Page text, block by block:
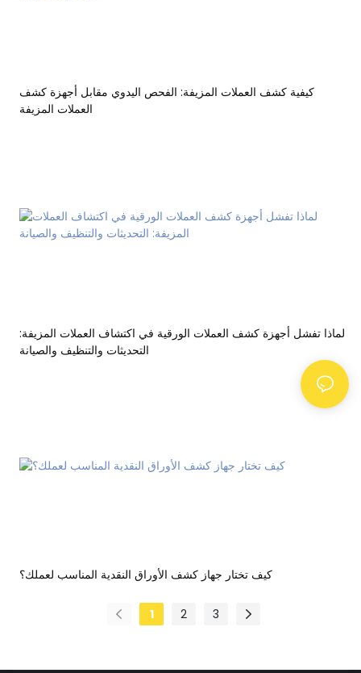
كيفية كشف العملات المزيفة: الفحص اليدوي مقابل أجهزة كشف
العملات المزيفة
لماذا تفشل أجهزة كشف العملات الورقية في اكتشاف العملات المزيفة:
التحديثات والتنظيف والصيانة
كيف تختار جهاز كشف الأوراق النقدية المناسب لعملك؟
1 2 3